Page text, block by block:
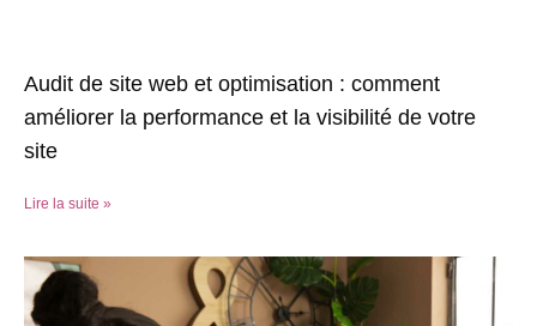
Audit de site web et optimisation : comment
améliorer la performance et la visibilité de votre
site
Lire la suite »